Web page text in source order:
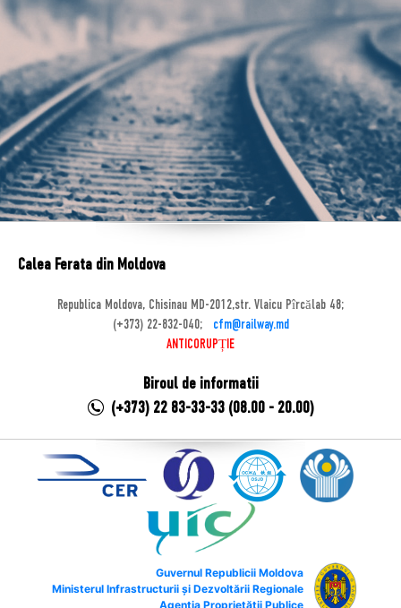
Calea Ferata din Moldova
Republica Moldova, Chisinau MD-2012,str. Vlaicu Pîrcălab 48;
(+373) 22-832-040;
cfm@railway.md
ANTICORUPȚIE
Biroul de informatii
(+373) 22 83-33-33 (08.00 - 20.00)
Guvernul Republicii Moldova
Ministerul Infrastructurii și Dezvoltării Regionale
Agenția Proprietății Publice